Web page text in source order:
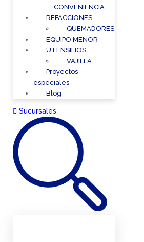
CONVENIENCIA
REFACCIONES
QUEMADORES
EQUIPO MENOR
UTENSILIOS
VAJILLA
Proyectos
especiales
Blog
Sucursales